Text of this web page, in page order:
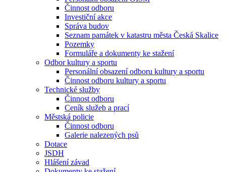
Činnost odboru
Investiční akce
Správa budov
Seznam památek v katastru města Česká Skalice
Pozemky
Formuláře a dokumenty ke stažení
Odbor kultury a sportu
Personální obsazení odboru kultury a sportu
Činnost odboru kultury a sportu
Technické služby
Činnost odboru
Ceník služeb a prací
Městská policie
Činnost odboru
Galerie nalezených psů
Dotace
JSDH
Hlášení závad